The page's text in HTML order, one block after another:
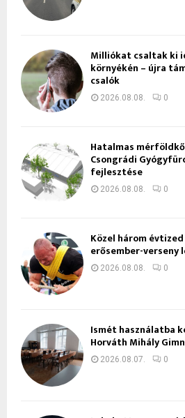
Milliókat csaltak ki
környékén – újra
csalók
2026.08.08. 0
Hatalmas
Csongrádi
fejlesztése
2026.08.08. 0
Közel három
erősember-verseny
2026.08.08. 0
Ismét használatba
Horváth Mihály
2026.08.07. 0